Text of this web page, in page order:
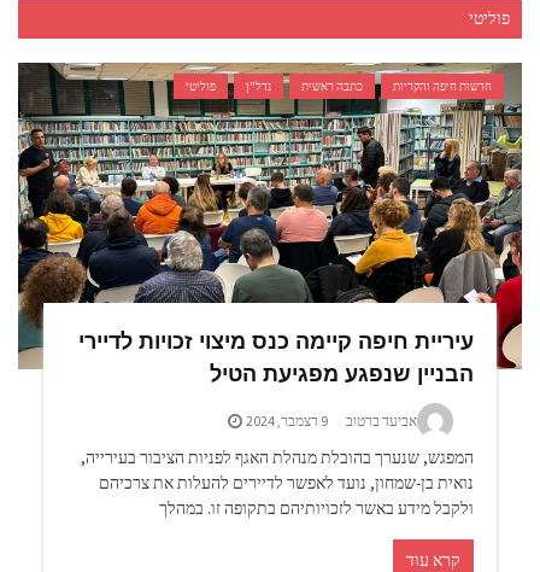
פוליטי
חדשות חיפה והקריות כתבה ראשית נדל"ן פוליטי
עיריית חיפה קיימה כנס מיצוי זכויות לדיירי
הבניין שנפגע מפגיעת הטיל
אביעד ברטוב 9 דצמבר, 2024
המפגש, שנערך בהובלת מנהלת האגף לפניות הציבור בעירייה,
נואית בן-שמחון, נועד לאפשר לדיירים להעלות את צרכיהם
ולקבל מידע באשר לזכויותיהם בתקופה זו. במהלך
קרא עוד